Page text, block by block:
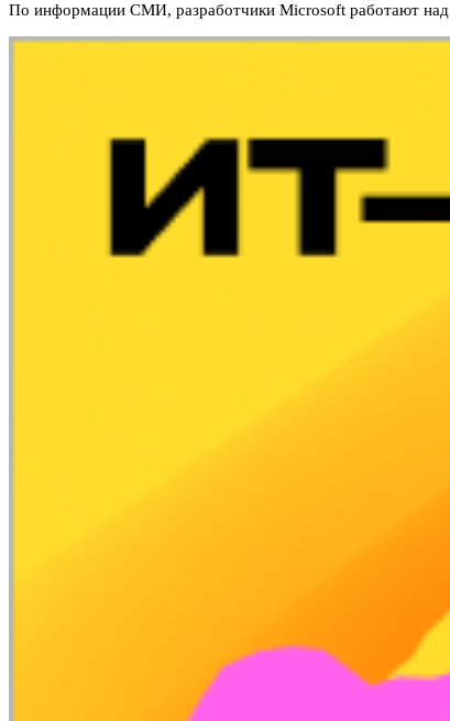
По информации СМИ, разработчики Microsoft работают